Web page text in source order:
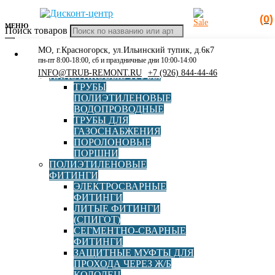
(0)
Поиск товаров
МЕНЮ
КАТАЛОГ
РАСПРОДАЖА
ПЛАСТИКОВЫЕ ТРУБЫ
ТРУБЫ
ПОЛИЭТИЛЕНОВЫЕ
ВОДОПРОВОДНЫЕ
ТРУБЫ ДЛЯ
ГАЗОСНАБЖЕНИЯ
ПОРОЛОНОВЫЕ
ПОРШНИ
ПОЛИЭТИЛЕНОВЫЕ
ФИТИНГИ
ЭЛЕКТРОСВАРНЫЕ
ФИТИНГИ
ЛИТЫЕ ФИТИНГИ
(СПИГОТ)
СЕГМЕНТНО-СВАРНЫЕ
ФИТИНГИ
ЗАЩИТНЫЕ МУФТЫ ДЛЯ
ПРОХОДА ЧЕРЕЗ Ж/Б
МО, г.Красногорск, ул.Ильинский тупик, д.6к7
пн-пт 8:00-18:00, сб и праздничные дни 10:00-14:00
INFO@TRUB-REMONT.RU +7 (926) 844-44-46
Главная »АОСТ
АОСТ
ПРОТВА
Аппарат для муфтовой сварки ПЭ труб ПРОТВА
руб В корзину